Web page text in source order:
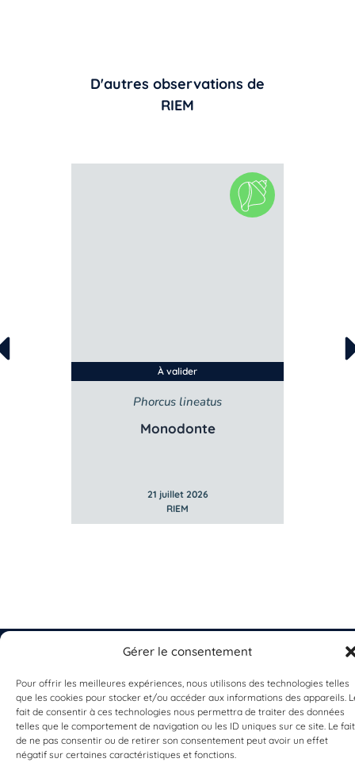
Gérer le consentement
Pour offrir les meilleures expériences, nous utilisons des technologies telles
que les cookies pour stocker et/ou accéder aux informations des appareils.
fait de consentir à ces technologies nous permettra de traiter des données
telles que le comportement de navigation ou les ID uniques sur ce site. Le fait
de ne pas consentir ou de retirer son consentement peut avoir un effet
négatif sur certaines caractéristiques et fonctions.
D'autres observations de
RIEM
À valider
Phorcus lineatus
Monodonte
21 juillet 2026
RIEM
EST UN PROGRAMME DE